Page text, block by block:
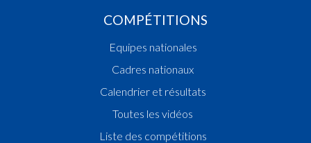
COMPÉTITIONS
Equipes nationales
Cadres nationaux
Calendrier et résultats
Toutes les vidéos
Liste des compétitions